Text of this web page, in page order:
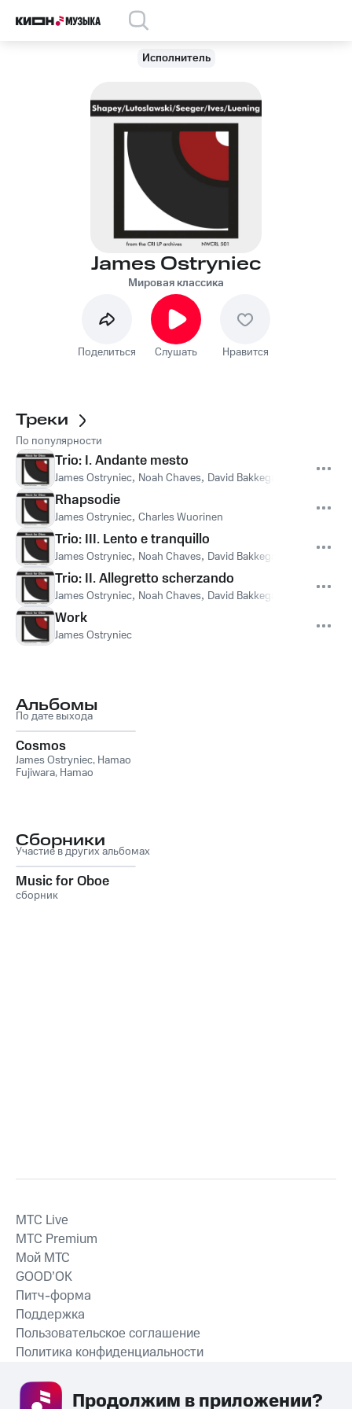
Исполнитель
James Ostryniec
Мировая классика
Поделиться Слушать Нравится
Треки
По популярности
Trio: I. Andante mesto
James Ostryniec, Noah Chaves, David Bakkegard
Rhapsodie
James Ostryniec, Charles Wuorinen
Trio: III. Lento e tranquillo
James Ostryniec, Noah Chaves, David Bakkegard
Trio: II. Allegretto scherzando
James Ostryniec, Noah Chaves, David Bakkegard
Work
James Ostryniec
Альбомы
По дате выхода
Cosmos
James Ostryniec, Hamao
Fujiwara, Hamao
Сборники
Участие в других альбомах
Music for Oboe
сборник
СКАЧАТЬ ПРИЛОЖЕНИЕ
MTС Live
MTС Premium
Мой МТС
GOOD’OK
Питч-форма
Поддержка
Пользовательское соглашение
Политика конфиденциальности